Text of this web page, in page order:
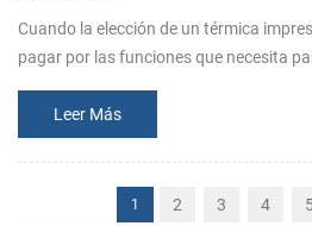
Cuando la elección de un térmica
pagar por las funciones que necesita
requisitos s...
Leer Más
1 2 3 4